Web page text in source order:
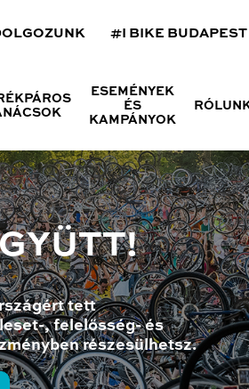
#I BIKE BUDAPEST
ESEMÉNYEK
ÉS
KAMPÁNYOK
tett
, felelősség- és
részesülhetsz.